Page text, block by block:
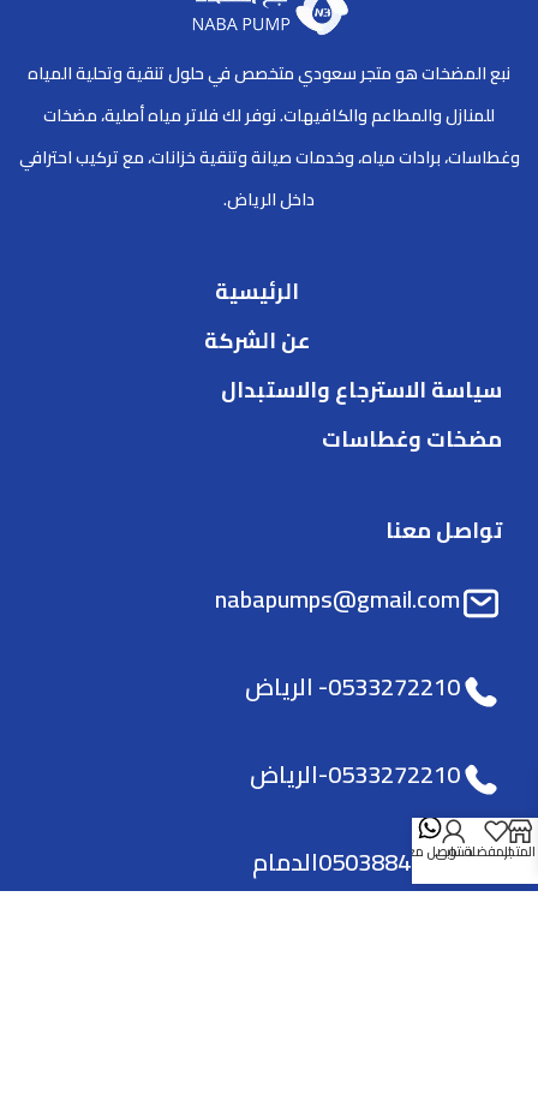
نبع المضخات هو متجر سعودي متخصص في حلول تنقية وتحلية المياه
للمنازل والمطاعم والكافيهات. نوفر لك فلاتر مياه أصلية، مضخات
وغطاسات، برادات مياه، وخدمات صيانة وتنقية خزانات، مع تركيب احترافي
داخل الرياض.
الرئيسية
عن الشركة
سياسة الاسترجاع والاستبدال
مضخات وغطاسات
تواصل معنا
nabapumps@gmail.com
0533272210- الرياض
0533272210-الرياض
-0503884988الدمام
المتجرالمفضلةحسابي
توصل معنا